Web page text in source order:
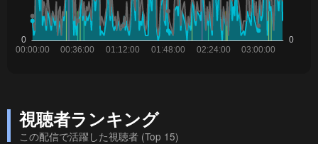
視聴者ランキング
この配信で活躍した視聴者 (Top 15)